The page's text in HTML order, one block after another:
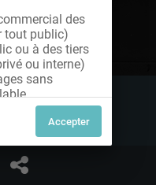
des
tout public)
ou à des tiers
ou interne)
sans
vous invitons
solliciter le type
celles
acquitter